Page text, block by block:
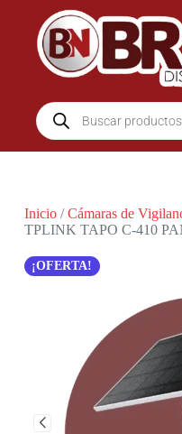
Inicio/Cámaras de
TPLINK TAPO C-410